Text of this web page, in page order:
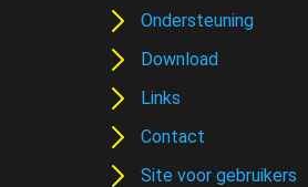
Ondersteuning
Download
Links
Contact
Site voor gebruikers